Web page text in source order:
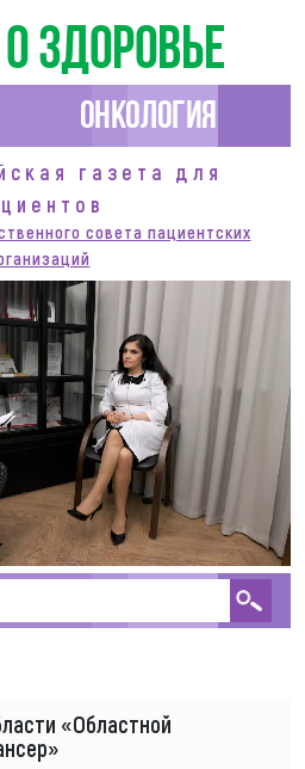
здоровье
Онкология
газета для
совета пациентских
«Областной